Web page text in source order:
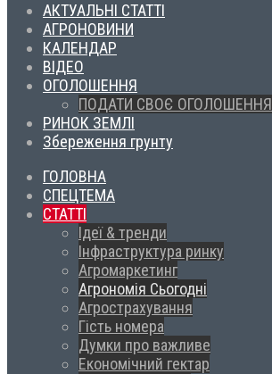
АКТУАЛЬНІ СТАТТІ
АГРОНОВИНИ
КАЛЕНДАР
ВІДЕО
ОГОЛОШЕННЯ
ПОДАТИ СВОЄ ОГОЛОШЕННЯ
РИНОК ЗЕМЛІ
Збереження грунту
ГОЛОВНА
СПЕЦТЕМА
СТАТТІ
Ідеї & тренди
Інфраструктура ринку
Агромаркетинг
Агрономія Сьогодні
Агрострахування
Гість номера
Думки про важливе
Економічний гектар